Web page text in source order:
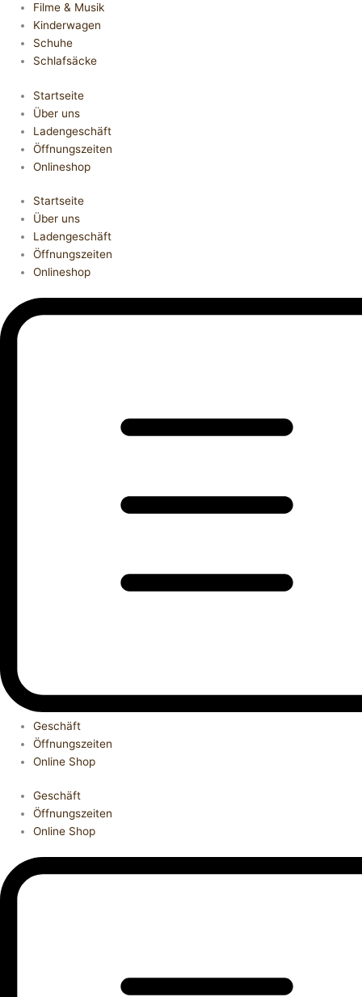
Filme & Musik
Kinderwagen
Schuhe
Schlafsäcke
Startseite
Über uns
Ladengeschäft
Öffnungszeiten
Onlineshop
Startseite
Über uns
Ladengeschäft
Öffnungszeiten
Onlineshop
Geschäft
Öffnungszeiten
Online Shop
Geschäft
Öffnungszeiten
Online Shop